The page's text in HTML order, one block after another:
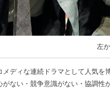
左
メディな連続ドラマとして人気を
がない・競争意識がない・協調性